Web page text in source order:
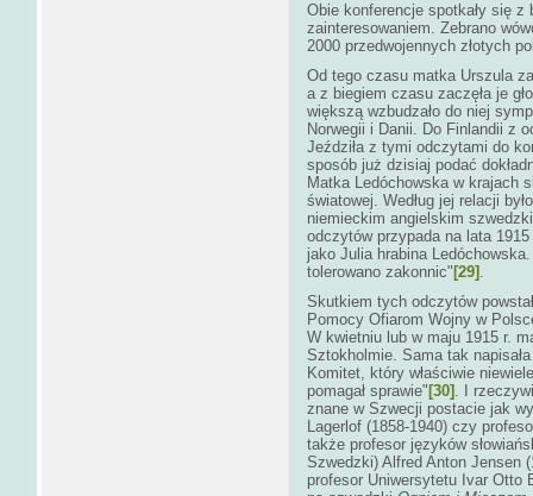
Obie konferencje spotkały się
zainteresowaniem. Zebrano
2000 przedwojennych złotych
Od tego czasu matka Urszula
a z biegiem czasu zaczęła je
większą wzbudzało do niej
Norwegii i Danii. Do Finlandii z
Jeździła z tymi odczytami do
sposób już dzisiaj podać
Matka Ledóchowska w krajach
światowej. Według jej relacji
niemieckim angielskim
odczytów przypada na lata
jako Julia hrabina
tolerowano zakonnic" [29] .
Skutkiem tych odczytów
Pomocy Ofiarom Wojny w
W kwietniu lub w maju 1915 r.
Sztokholmie. Sama tak
Komitet, który właściwie
pomagał sprawie" [30] . I
znane w Szwecji postacie jak
Lagerlof (1858-1940) czy
także profesor języków
Szwedzki) Alfred Anton Jensen
profesor Uniwersytetu Ivar Otto